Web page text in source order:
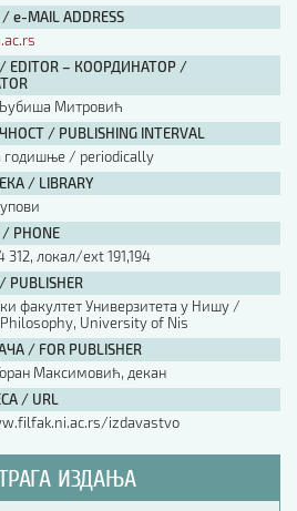
e-MAIL ADDRESS
EDITOR – КООРДИНАТОР /
Митровић
/ PUBLISHING INTERVAL
годишње / periodically
/ LIBRARY
PHONE
312, локал/ext 191,194
факултет Универзитета у Нишу /
University of Nis
/ FOR PUBLISHER
Максимовић, декан
/ URL
izdavastvo
ИЗДАЊА